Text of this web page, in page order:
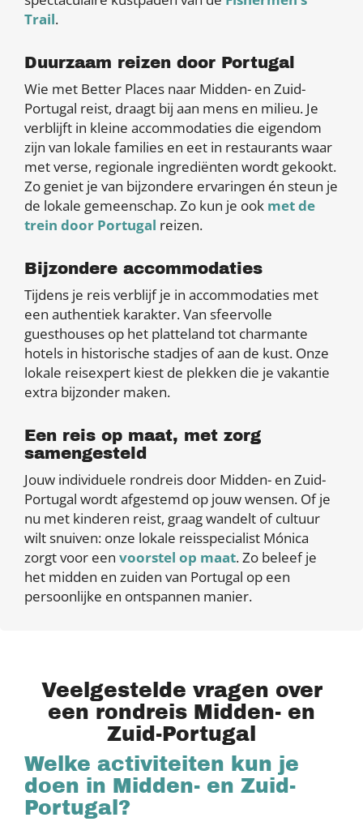
Trail.
Duurzaam reizen door Portugal
Wie met Better Places naar Midden- en Zuid-
Portugal reist, draagt bij aan mens en milieu. Je
verblijft in kleine accommodaties die eigendom
zijn van lokale families en eet in restaurants waar
met verse, regionale ingrediënten wordt gekookt.
Zo geniet je van bijzondere ervaringen én steun je
de lokale gemeenschap. Zo kun je ook met de
trein door Portugal reizen.
Bijzondere accommodaties
Tijdens je reis verblijf je in accommodaties met
een authentiek karakter. Van sfeervolle
guesthouses op het platteland tot charmante
hotels in historische stadjes of aan de kust. Onze
lokale reisexpert kiest de plekken die je vakantie
extra bijzonder maken.
Een reis op maat, met zorg
samengesteld
Jouw individuele rondreis door Midden- en Zuid-
Portugal wordt afgestemd op jouw wensen. Of je
nu met kinderen reist, graag wandelt of cultuur
wilt snuiven: onze lokale reisspecialist Mónica
zorgt voor een voorstel op maat. Zo beleef je
het midden en zuiden van Portugal op een
persoonlijke en ontspannen manier.
Veelgestelde vragen over
een rondreis Midden- en
Zuid-Portugal
Welke activiteiten kun je
doen in Midden- en Zuid-
Portugal?